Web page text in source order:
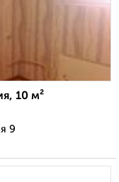
10 м²
9